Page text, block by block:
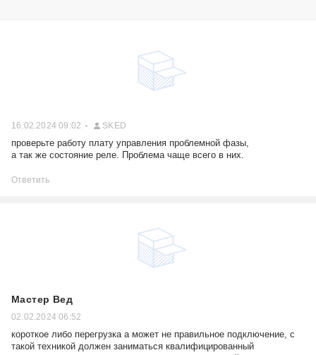
16.02.2024 09:02 SKED
проверьте работу плату управления проблемной фазы,
а так же состояние реле. Проблема чаще всего в них.
Ответить
Мастер Вед
02.02.2024 06:52
короткое либо перегрузка а может не правильное подключение, с
такой техникой должен заниматься квалифицированный